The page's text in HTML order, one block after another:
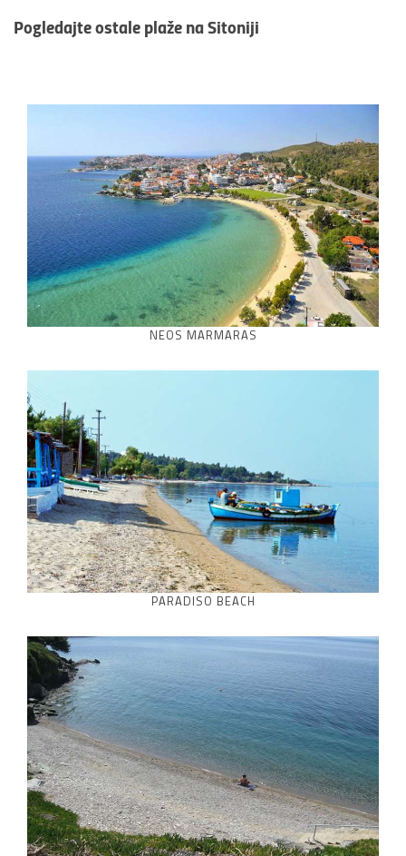
Pogledajte ostaleplaže na Sitoniji
NEOS MARMARAS
PARADISO BEACH